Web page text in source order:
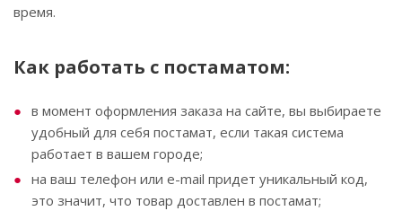
время.
Как работать с постаматом:
в момент оформления заказа на сайте, вы выбираете
удобный для себя постамат, если такая система
работает в вашем городе;
на ваш телефон или e-mail придет уникальный код,
это значит, что товар доставлен в постамат;